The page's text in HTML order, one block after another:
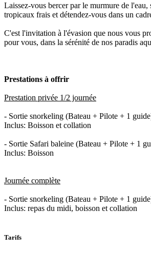
Laissez-vous bercer par le murmure de l'eau,
tropicaux frais et détendez-vous dans un
C'est l'invitation à l'évasion que nous vous
pour vous, dans la sérénité de nos paradis
Prestations à offrir
Prestation privée 1/2 journée
- Sortie snorkeling (Bateau + Pilote + 1
Inclus: Boisson et collation
- Sortie Safari baleine (Bateau + Pilote + 1
Inclus: Boisson
Journée complète
- Sortie snorkeling (Bateau + Pilote + 1
Inclus: repas du midi, boisson et collation
Tarifs